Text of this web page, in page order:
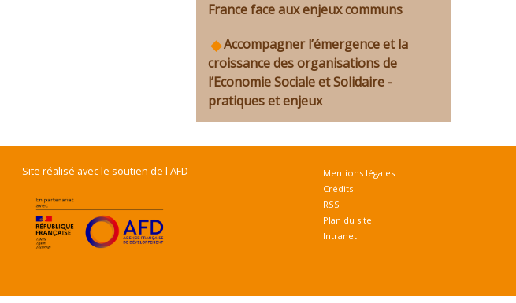
France face aux enjeux communs
Accompagner l’émergence et la
croissance des organisations de
l’Economie Sociale et Solidaire -
pratiques et enjeux
Site réalisé avec le soutien de l'AFD
Mentions légales
Crédits
RSS
Plan du site
Intranet